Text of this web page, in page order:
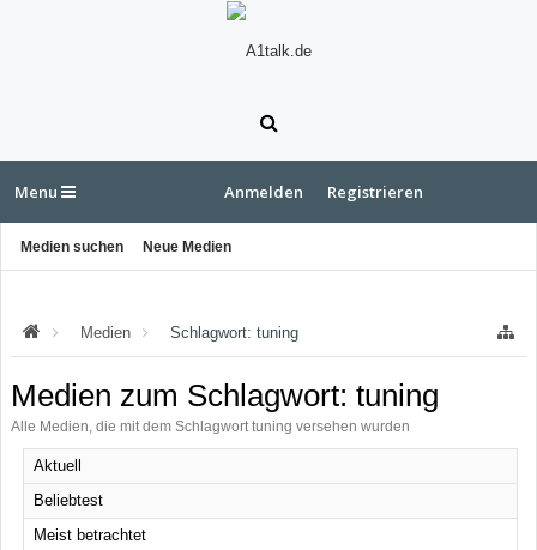
Menu
Medien suchen Neue Medien
Anmelden Registrieren
Medien Schlagwort: tuning
Medien zum Schlagwort: tuning
Alle Medien, die mit dem Schlagwort tuning versehen wurden
Aktuell
Beliebtest
Meist betrachtet